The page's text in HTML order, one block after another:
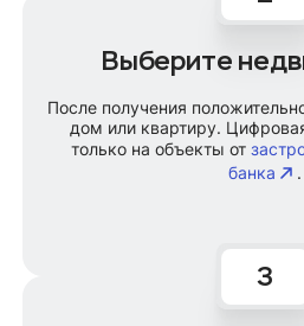
Выберите
После получения
дом или квартиру.
только на объекты от
банка
.